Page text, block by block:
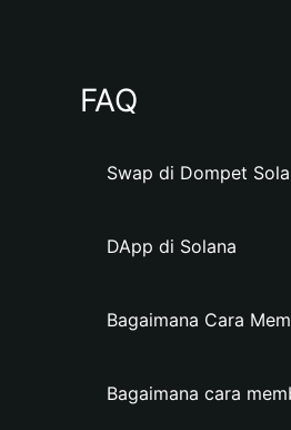
FAQ
Swap di Dompet
DApp di Solana
Bagaimana Cara
Bagaimana cara